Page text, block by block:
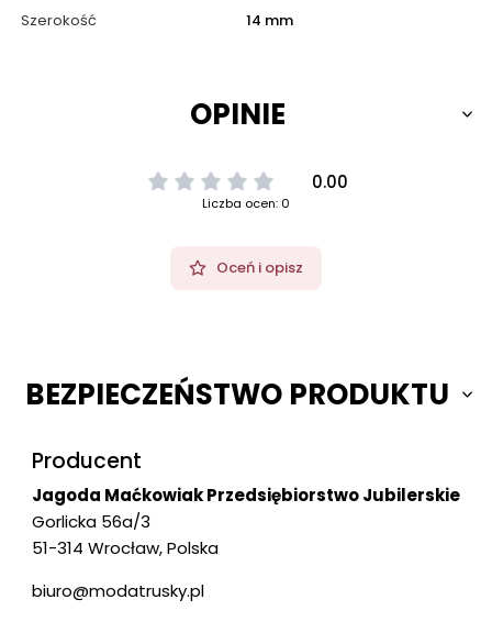
Szerokość
14 mm
OPINIE
0.00
Liczba ocen: 0
Oceń i opisz
BEZPIECZEŃSTWO PRODUKTU
Producent
Jagoda Maćkowiak Przedsiębiorstwo Jubilerskie
Gorlicka 56a/3
51-314 Wrocław, Polska
biuro@modatrusky.pl